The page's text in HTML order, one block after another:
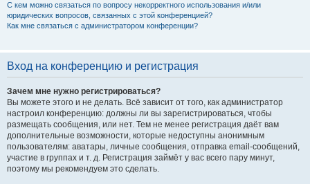
С кем можно связаться по вопросу некорректного использования и/или
юридических вопросов, связанных с этой конференцией?
Как мне связаться с администратором конференции?
Вход на конференцию и регистрация
Зачем мне нужно регистрироваться?
Вы можете этого и не делать. Всё зависит от того, как администратор
настроил конференцию: должны ли вы зарегистрироваться, чтобы
размещать сообщения, или нет. Тем не менее регистрация даёт вам
дополнительные возможности, которые недоступны анонимным
пользователям: аватары, личные сообщения, отправка email-сообщений,
участие в группах и т. д. Регистрация займёт у вас всего пару минут,
поэтому мы рекомендуем это сделать.